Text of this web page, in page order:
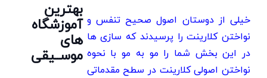
خیلی از دوستان اصول صحیح تنفس و
نواختن کلارینت را پرسیدند که سازی ها
در این بخش شما را مو به مو با نحوه
نواختن اصولی کلارینت در سطح مقدماتی
بهترین
آموزشگاه
های
موســیقی